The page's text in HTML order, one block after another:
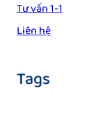
Tư vấn 1-1
Liên hệ
Tags